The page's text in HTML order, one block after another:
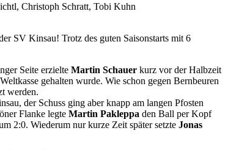
Christoph Schratt, Tobi Kuhn
SV Kinsau! Trotz des guten Saisonstarts mit 6
Seite erzielte Martin Schauer kurz vor der Halbzeit
gehalten wurde. Wie schon gegen Bernbeuren
werden.
der Schuss ging aber knapp am langen Pfosten
Flanke legte Martin Pakleppa den Ball per Kopf
2:0. Wiederum nur kurze Zeit später setzte Jonas